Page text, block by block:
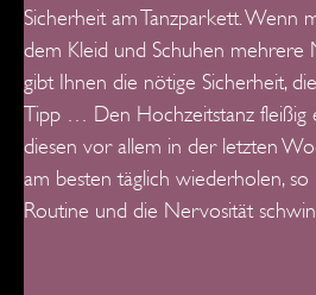
Sicherheit am Tanzparkett. Wenn
dem Kleid und Schuhen mehrere
gibt Ihnen die nötige Sicherheit,
Tipp … Den Hochzeitstanz fleißig
diesen vor allem in der letzten
am bestentäglich wiederholen,
Routine und die Nervosität